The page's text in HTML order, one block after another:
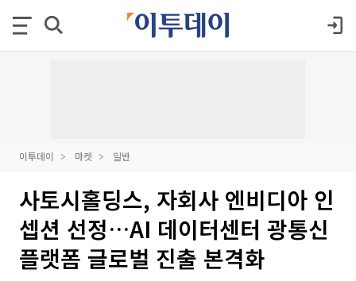
이투데이 마켓 일반
사토시홀딩스, 자회사 엔비디아 인
셉션 선정…AI 데이터센터 광통신
플랫폼 글로벌 진출 본격화